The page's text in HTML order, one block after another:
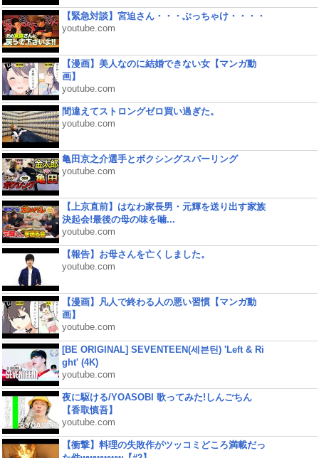
【緊急対談】宮迫さん・・・ぶっちゃけ・・・・
youtube.com
【漫画】美人なのに結婚できない女【マンガ動
画】
youtube.com
間違えてストロングゼロ買い過ぎた。
youtube.com
亀田京之介選手とボクシングスパーリング
youtube.com
【上京直前】はなわ家長男・元輝を送り出す家族
決起会!最後の母の味を噛...
youtube.com
【報告】お母さんを亡くしました。
youtube.com
【漫画】凡人で終わる人の悪い習慣【マンガ動
画】
youtube.com
[BE ORIGINAL] SEVENTEEN(세븐틴) 'Left & Ri
ght' (4K)
youtube.com
夜に駆ける/YOASOBI 歌ってみた!しんごちん
【香取慎吾】
youtube.com
【衝撃】料理の失敗作がツッコミどころ満載だっ